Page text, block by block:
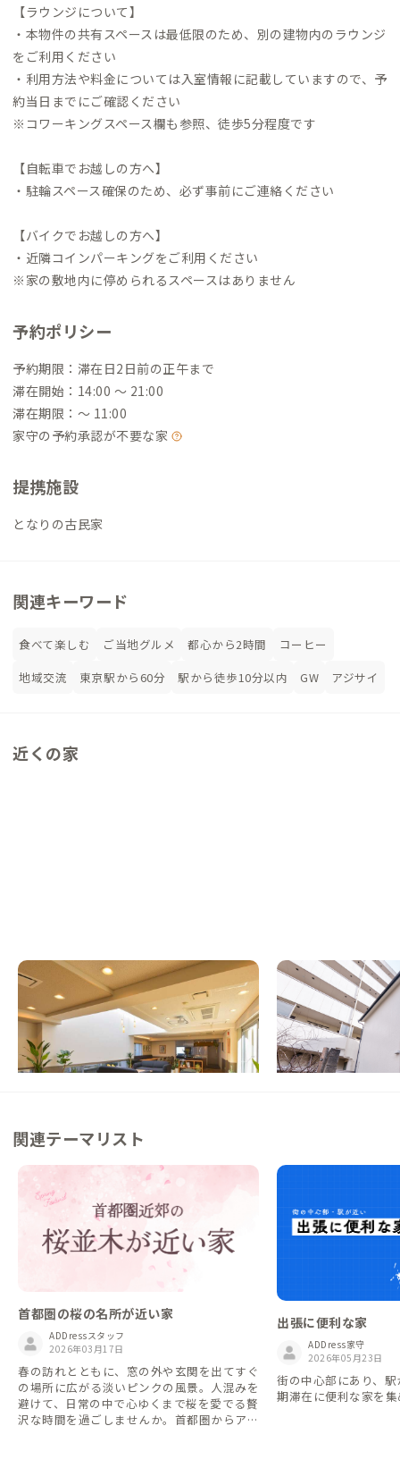
【ラウンジについて】
・本物件の共有スペースは最低限のため、別の建物内のラウンジ
をご利用ください
・利用方法や料金については入室情報に記載していますので、予
約当日までにご確認ください
※コワーキングスペース欄も参照、徒歩5分程度です
【自転車でお越しの方へ】
・駐輪スペース確保のため、必ず事前にご連絡ください
【バイクでお越しの方へ】
・近隣コインパーキングをご利用ください
※家の敷地内に停められるスペースはありません
予約ポリシー
予約期限：滞在日2日前の正午まで
滞在開始：14:00 〜 21:00
滞在期限：〜 11:00
家守の予約承認が不要な家
提携施設
となりの古民家
関連キーワード
食べて楽しむ ご当地グルメ 都心から2時間
コーヒー
地域交流
東京駅から60分 駅から徒歩10分以内 GW アジサイ
近くの家
松戸A邸
千葉県 シェアハウス
【複数路線/駅徒歩12分】中庭からの光が差
し込むロの字型のシェアハウス
この家からの距離 0km
金町A邸
東京都 戸建て
【まるっと貸切専用
族や仲間と暮らす家
この家からの距離 3km
関連テーマリスト
首都圏の桜の名所が近い家
ADDressスタッフ
2026年03月17日
春の訪れとともに、窓の外や玄関を出てすぐ
の場所に広がる淡いピンクの風景。人混みを
避けて、日常の中で心ゆくまで桜を愛でる贅
沢な時間を過ごしませんか。首都圏からアク
出張に便利な家
ADDress家守
2026年05月23日
街の中心部にあり、
期滞在に便利な家を